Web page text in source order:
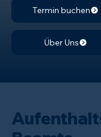
Termin buchen
Über Uns